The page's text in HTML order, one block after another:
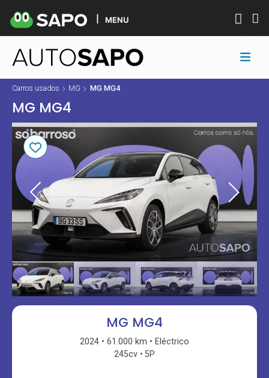
MENU
Carros usados MG MG MG4
MG MG4
MG MG4
2024 61.000 km
Eléctrico
245cv
5P